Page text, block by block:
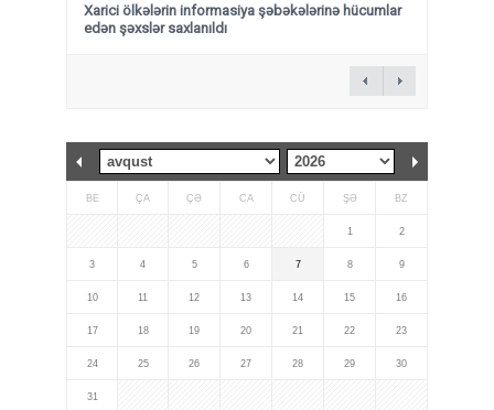
Xarici ölkələrin informasiya şəbəkələrinə hücumlar
edən şəxslər saxlanıldı
BE ÇA ÇƏ CA CÜ ŞƏ BZ
1 2
3 4 5 6 7 8 9
10 11 12 13 14 15 16
17 18 19 20 21 22 23
24 25 26 27 28 29 30
31